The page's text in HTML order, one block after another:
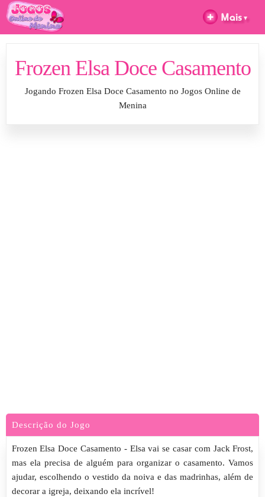
Frozen Elsa Doce Casamento
Jogando Frozen Elsa Doce Casamento no Jogos Online de
Menina
Descrição do Jogo
Frozen Elsa Doce Casamento - Elsa vai se casar com Jack Frost,
mas ela precisa de alguém para organizar o casamento. Vamos
ajudar, escolhendo o vestido da noiva e das madrinhas, além de
decorar a igreja, deixando ela incrível!